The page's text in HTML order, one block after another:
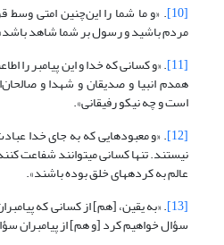
[10]
. «و ما شما را این‌چنین امتی وسط
مردم باشید و رسول بر شما شاهد
[11]
. «و کسانی که خدا و این پیامبر را
همدم انبیا و صدیقان و شهدا و
است و چه نیکو رفیقانی».
[12]
. «و معبودهایی که به جای خدا
نیستند. تنها کسانی می‏توانند شفاعت
عالم به کرده‏های خلق بوده باشند».
[13]
. «به یقین، [هم] از کسانی که
سؤال خواهیم کرد [و هم] از پیامبران